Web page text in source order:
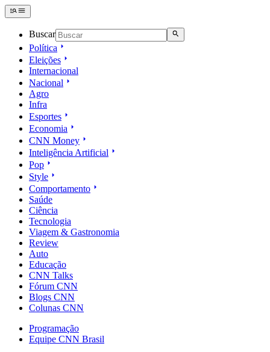
Buscar
Política
Eleições
Internacional
Nacional
Agro
Infra
Esportes
Economia
CNN Money
Inteligência Artificial
Pop
Style
Comportamento
Saúde
Ciência
Tecnologia
Viagem & Gastronomia
Review
Auto
Educação
CNN Talks
Fórum CNN
Blogs CNN
Colunas CNN
Programação
Equipe CNN Brasil